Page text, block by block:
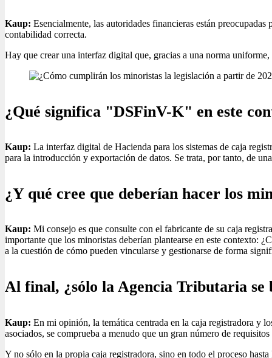
Kaup: Esencialmente, las autoridades financieras están
contabilidad correcta.
Hay que crear una interfaz digital que, gracias a una norma
¿Qué significa "DSFinV-K" en este
Kaup: La interfaz digital de Hacienda para los sistemas de caja
para la introducción y exportación de datos. Se trata, por tanto, de
¿Y qué cree que deberían hacer los
Kaup: Mi consejo es que consulte con el fabricante de su caja
importante que los minoristas deberían plantearse en este contexto:
a la cuestión de cómo pueden vincularse y gestionarse de forma
Al final, ¿sólo la Agencia Tributaria
Kaup: En mi opinión, la temática centrada en la caja registradora y
asociados, se comprueba a menudo que un gran número de
Y no sólo en la propia caja registradora, sino en todo el proceso